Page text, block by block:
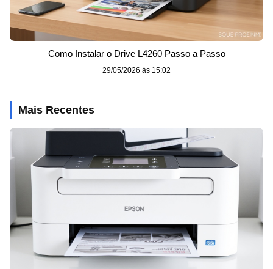
Como Instalar o Drive L4260 Passo a Passo
29/05/2026 às 15:02
Mais Recentes